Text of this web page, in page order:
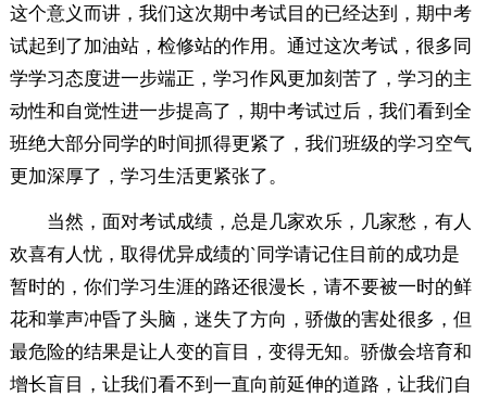
这个意义而讲，我们这次期中考试目的已经达到，期中考
试起到了加油站，检修站的作用。通过这次考试，很多同
学学习态度进一步端正，学习作风更加刻苦了，学习的主
动性和自觉性进一步提高了，期中考试过后，我们看到全
班绝大部分同学的时间抓得更紧了，我们班级的学习空气
更加深厚了，学习生活更紧张了。
当然，面对考试成绩，总是几家欢乐，几家愁，有人
欢喜有人忧，取得优异成绩的`同学请记住目前的成功是
暂时的，你们学习生涯的路还很漫长，请不要被一时的鲜
花和掌声冲昏了头脑，迷失了方向，骄傲的害处很多，但
最危险的结果是让人变的盲目，变得无知。骄傲会培育和
增长盲目，让我们看不到一直向前延伸的道路，让我们自